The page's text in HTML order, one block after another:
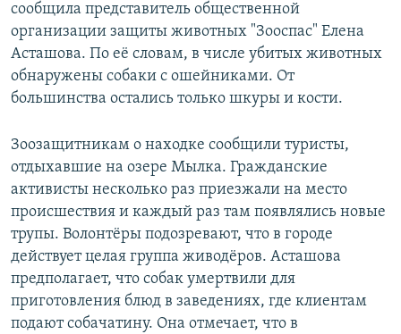
сообщила представитель общественной
организации защиты животных "Зооспас" Елена
Асташова. По её словам, в числе убитых животных
обнаружены собаки с ошейниками. От
большинства остались только шкуры и кости.
Зоозащитникам о находке сообщили туристы,
отдыхавшие на озере Мылка. Гражданские
активисты несколько раз приезжали на место
происшествия и каждый раз там появлялись новые
трупы. Волонтёры подозревают, что в городе
действует целая группа живодёров. Асташова
предполагает, что собак умертвили для
приготовления блюд в заведениях, где клиентам
подают собачатину. Она отмечает, что в